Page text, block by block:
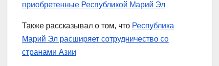
приобретенные Республикой Марий Эл
Также рассказывал о том, что Республика
Марий Эл расширяет сотрудничество со
странами Азии